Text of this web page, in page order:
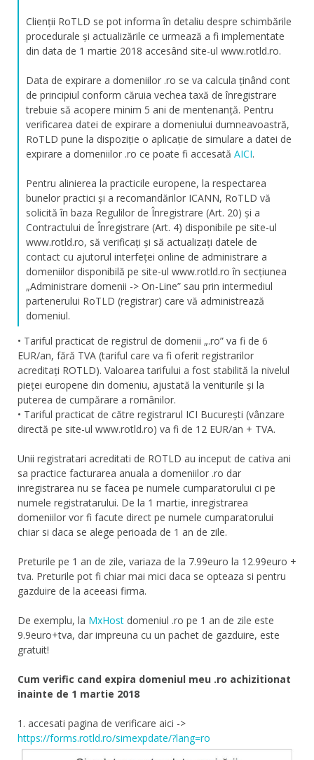
Clienții RoTLD se pot informa în detaliu despre schimbările
procedurale și actualizările ce urmează a fi implementate
din data de 1 martie 2018 accesând site-ul www.rotld.ro.
Data de expirare a domeniilor .ro se va calcula ținând cont
de principiul conform căruia vechea taxă de înregistrare
trebuie să acopere minim 5 ani de mentenanță. Pentru
verificarea datei de expirare a domeniului dumneavoastră,
RoTLD pune la dispoziție o aplicație de simulare a datei de
expirare a domeniilor .ro ce poate fi accesată AICI.
Pentru alinierea la practicile europene, la respectarea
bunelor practici și a recomandărilor ICANN, RoTLD vă
solicită în baza Regulilor de Înregistrare (Art. 20) și a
Contractului de Înregistrare (Art. 4) disponibile pe site-ul
www.rotld.ro, să verificați și să actualizați datele de
contact cu ajutorul interfeței online de administrare a
domeniilor disponibilă pe site-ul www.rotld.ro în secțiunea
„Administrare domenii -> On-Line” sau prin intermediul
partenerului RoTLD (registrar) care vă administrează
domeniul.
• Tariful practicat de registrul de domenii „.ro” va fi de 6
EUR/an, fără TVA (tariful care va fi oferit registrarilor
acreditați ROTLD). Valoarea tarifului a fost stabilită la nivelul
pieței europene din domeniu, ajustată la veniturile și la
puterea de cumpărare a românilor.
• Tariful practicat de către registrarul ICI București (vânzare
directă pe site-ul www.rotld.ro) va fi de 12 EUR/an + TVA.
Unii registratari acreditati de ROTLD au inceput de cativa ani
sa practice facturarea anuala a domeniilor .ro dar
inregistrarea nu se facea pe numele cumparatorului ci pe
numele registratarului. De la 1 martie, inregistrarea
domeniilor vor fi facute direct pe numele cumparatorului
chiar si daca se alege perioada de 1 an de zile.
Preturile pe 1 an de zile, variaza de la 7.99euro la 12.99euro +
tva. Preturile pot fi chiar mai mici daca se opteaza si pentru
gazduire de la aceeasi firma.
De exemplu, la MxHost domeniul .ro pe 1 an de zile este
9.9euro+tva, dar impreuna cu un pachet de gazduire, este
gratuit!
Cum verific cand expira domeniul meu .ro achizitionat
inainte de 1 martie 2018
1. accesati pagina de verificare aici ->
https://forms.rotld.ro/simexpdate/?lang=ro